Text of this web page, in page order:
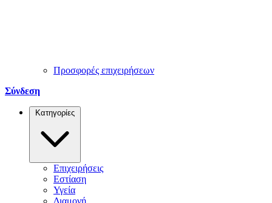
Προσφορές επιχειρήσεων
Σύνδεση
Κατηγορίες
Επιχειρήσεις
Εστίαση
Υγεία
Διαμονή